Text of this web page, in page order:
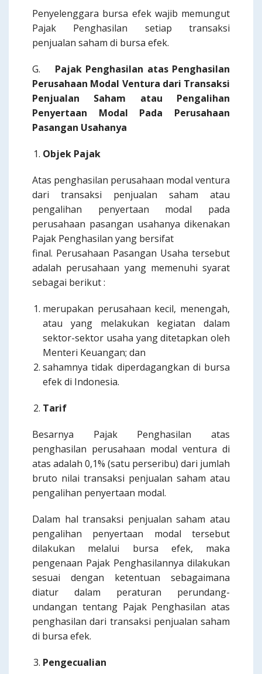
Penyelenggara bursa efek wajib memungut
Pajak Penghasilan setiap transaksi
penjualan saham di bursa efek.
G. Pajak Penghasilan atas Penghasilan
Perusahaan Modal Ventura dari Transaksi
Penjualan Saham atau Pengalihan
Penyertaan Modal Pada Perusahaan
Pasangan Usahanya
Objek Pajak
Atas penghasilan perusahaan modal ventura
dari transaksi penjualan saham atau
pengalihan penyertaan modal pada
perusahaan pasangan usahanya dikenakan
Pajak Penghasilan yang bersifat
final. Perusahaan Pasangan Usaha tersebut
adalah perusahaan yang memenuhi syarat
sebagai berikut :
merupakan perusahaan kecil, menengah,
atau yang melakukan kegiatan dalam
sektor-sektor usaha yang ditetapkan oleh
Menteri Keuangan; dan
sahamnya tidak diperdagangkan di bursa
efek di Indonesia.
Tarif
Besarnya Pajak Penghasilan atas
penghasilan perusahaan modal ventura di
atas adalah 0,1% (satu perseribu) dari jumlah
bruto nilai transaksi penjualan saham atau
pengalihan penyertaan modal.
Dalam hal transaksi penjualan saham atau
pengalihan penyertaan modal tersebut
dilakukan melalui bursa efek, maka
pengenaan Pajak Penghasilannya dilakukan
sesuai dengan ketentuan sebagaimana
diatur dalam peraturan perundang-
undangan tentang Pajak Penghasilan atas
penghasilan dari transaksi penjualan saham
di bursa efek.
Pengecualian